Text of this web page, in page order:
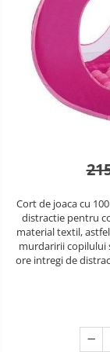
Lenjerii patut 120
Lenjerii patut 140
Lenjerie patuturi
Baldachin patut
Paturici copii
Tarcuri si
Patut pliant copii
Tarc de joaca copii
Comode copii
Bariere si
Porti de siguranta
Biciclete cu roti
Biciclete fara
Casca protectie
Karturi si
Skateboard
Trotinete copii si
Masinute
Organizator
Papusi si cele
Trenulete jucarii
SANIUTE
Ski & Snowboard
Trambuline si
Accesorii
Trambuline
Robot de bucatarie
Sterilizatoare
Tensiometre
Termometre
Termometre
Umidificatoare
Mingi fitness si
Saltele si
sau Yoga
Scara antrenament
Cort de joaca cu
distractie pentru
material textil,
murdaririi copilului
ore intregi de